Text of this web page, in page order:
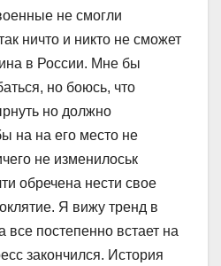
не смогли
ничто и никто не сможет
в России. Мне бы
но боюсь, что
но должно
на на его место не
не изменилоськ
обречена нести свое
Я вижу тренд в
все постепенно встает на
закончился. История